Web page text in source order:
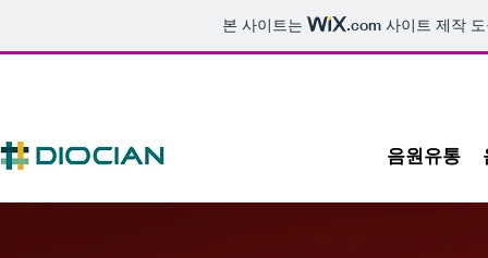
본 사이트는 .com 사이트 제작
음원유통